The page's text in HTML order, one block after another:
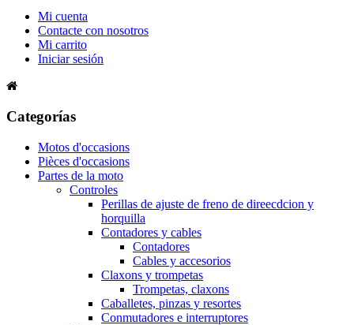
Mi cuenta
Contacte con nosotros
Mi carrito
Iniciar sesión
Categorías
Motos d'occasions
Pièces d'occasions
Partes de la moto
Controles
Perillas de ajuste de freno de direecdcion y
horquilla
Contadores y cables
Contadores
Cables y accesorios
Claxons y trompetas
Trompetas, claxons
Caballetes, pinzas y resortes
Conmutadores e interruptores